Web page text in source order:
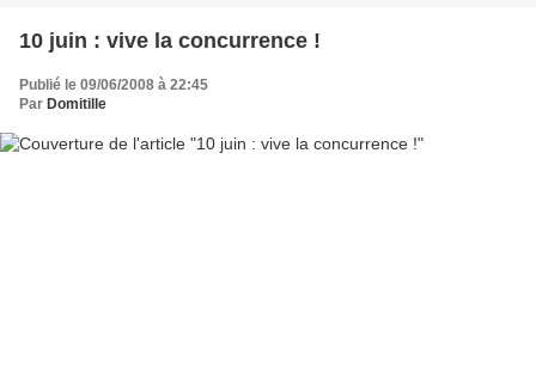
10 juin : vive la concurrence !
Publié le 09/06/2008 à 22:45
Par Domitille